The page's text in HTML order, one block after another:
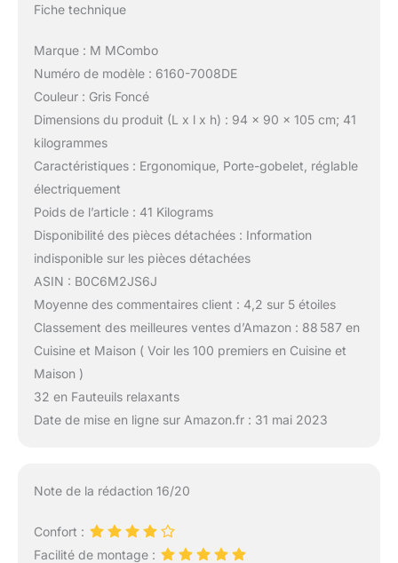
Fiche technique
Marque : M MCombo
Numéro de modèle : 6160-7008DE
Couleur : Gris Foncé
Dimensions du produit (L x l x h) : 94 x 90 x 105 cm; 41
kilogrammes
Caractéristiques : Ergonomique, Porte-gobelet, réglable
électriquement
Poids de l’article : 41 Kilograms
Disponibilité des pièces détachées : Information
indisponible sur les pièces détachées
ASIN : B0C6M2JS6J
Moyenne des commentaires client : 4,2 sur 5 étoiles
Classement des meilleures ventes d’Amazon : 88 587 en
Cuisine et Maison ( Voir les 100 premiers en Cuisine et
Maison )
32 en Fauteuils relaxants
Date de mise en ligne sur Amazon.fr : 31 mai 2023
Note de la rédaction 16/20
Confort :
Facilité de montage :